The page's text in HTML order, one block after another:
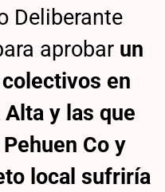
Deliberante
aprobar un
en
Alta y las que
Co y
local sufriría